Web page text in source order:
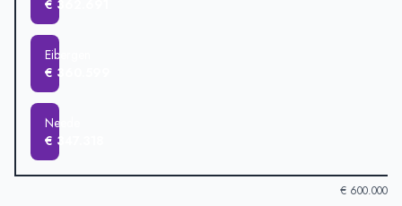
€ 362.691
Eibergen
€ 360.599
Neede
€ 347.318
€ 600.000